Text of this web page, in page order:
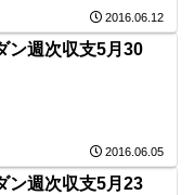
2016.06.12
ン週次収支5月30
2016.06.05
ン週次収支5月23